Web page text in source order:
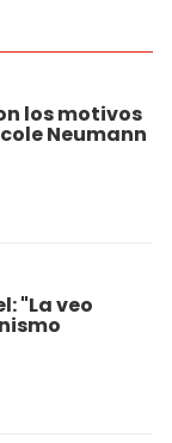
los motivos
Neumann
"La veo